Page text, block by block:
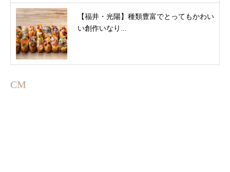
【福井・光陽】種類豊富でとってもかわい
い創作いなり...
CM